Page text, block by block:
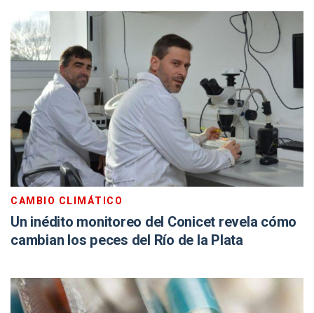
CAMBIO CLIMÁTICO
Un inédito monitoreo del Conicet revela cómo
cambian los peces del Río de la Plata